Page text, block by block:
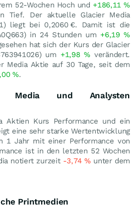
52-Wochen Hoch und +186,11%
Tief. Der aktuelle Glacier Media
liegt bei 0,2060 €. Damit ist die
in 24 Stunden um +6,19%
hat sich der Kurs der Glacier
um +1,98% verändert.
Media Aktie auf 30 Tage, seit dem
%.
Media und Analysten
Aktien Kurs Performance und ein
eine sehr starke Wertentwicklung
1 Jahr mit einer Performance von
ist in den letzten 52 Wochen
notiert zurzeit -3,74%unter dem
Printmedien